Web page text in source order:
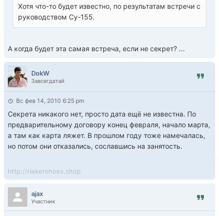
Хотя что-то будет известно, по результатам встречи с
руководством Су-155.
А когда будет эта самая встреча, если не секрет? ...
DokW
Завсегдатай
Вс фев 14, 2010 6:25 pm
Секрета никакого нет, просто дата ещё не известна. По
предварительному договору конец февраля, начало марта,
а там как карта ляжет. В прошлом году тоже намечалась,
но потом они отказались, сославшись на занятость.
http://riekershoes.shop
ajax
Участник